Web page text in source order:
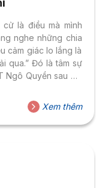
là điều mà mình
nghe những chia
cảm giác lo lắng là
qua.” Đó là tâm sự
Ngô Quyền sau khi
vàng tâm lý mùa
hóa giải Giữa sân
Xem thêm